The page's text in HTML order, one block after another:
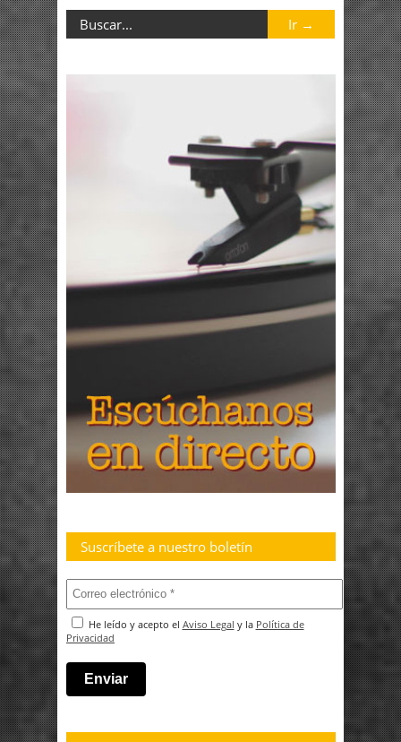
Suscríbete a nuestro boletín
He leído y acepto el Aviso Legal y la Política de
Privacidad